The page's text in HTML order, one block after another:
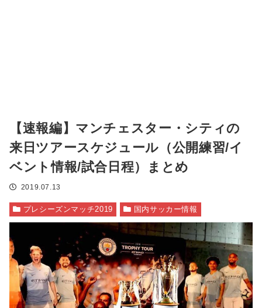
【速報編】マンチェスター・シティの
来日ツアースケジュール（公開練習/イ
ベント情報/試合日程）まとめ
2019.07.13
プレシーズンマッチ2019 国内サッカー情報